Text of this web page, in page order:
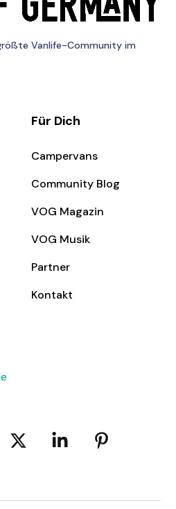
Vanlife-Community im
Für Dich
Campervans
Community Blog
VOG Magazin
VOG Musik
Partner
Kontakt